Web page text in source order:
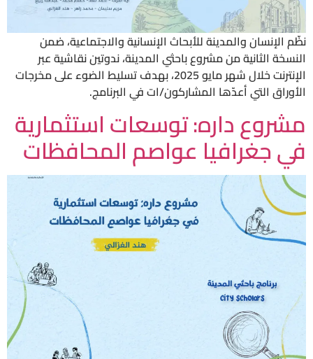
نظّم الإنسان والمدينة للأبحاث الإنسانية والاجتماعية، ضمن
النسخة الثانية من مشروع باحثي المدينة، ندوتين نقاشية عبر
الإنترنت خلال شهر مايو 2025، بهدف تسليط الضوء على مخرجات
الأوراق التي أعدّها المشاركون/ات في البرنامج.
مشروع داره: توسعات استثمارية
في جغرافيا عواصم المحافظات